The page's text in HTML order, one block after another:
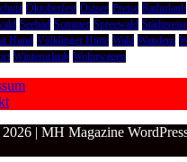
Oktoberfest Ostsee Preise Radurlaub
Seebad Sommer Spreewald
Hund Völklinger Hütte Wald Wandern
Winterurlaub Wohnwagen
| MH Magazine